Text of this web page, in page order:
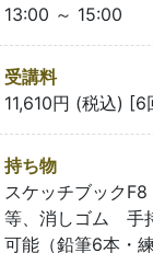
13:00 ～ 15:00
受講料
11,610円 (税込) [6
持ち物
スケッチブック
等、消しゴム 手
可能（鉛筆6本・